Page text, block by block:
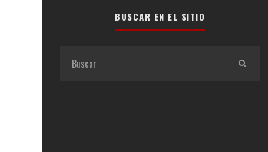
BUSCAR EN EL SITIO